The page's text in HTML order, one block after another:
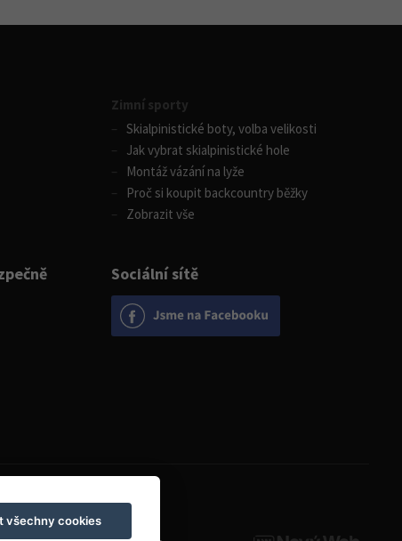
Sociální sítě
Zimní sporty
Skialpinistické boty, volba velikosti
Jak vybrat skialpinistické hole
Montáž vázání na lyže
Proč si koupit backcountry běžky
Zobrazit vše
Otevírací doba
všechny cookies